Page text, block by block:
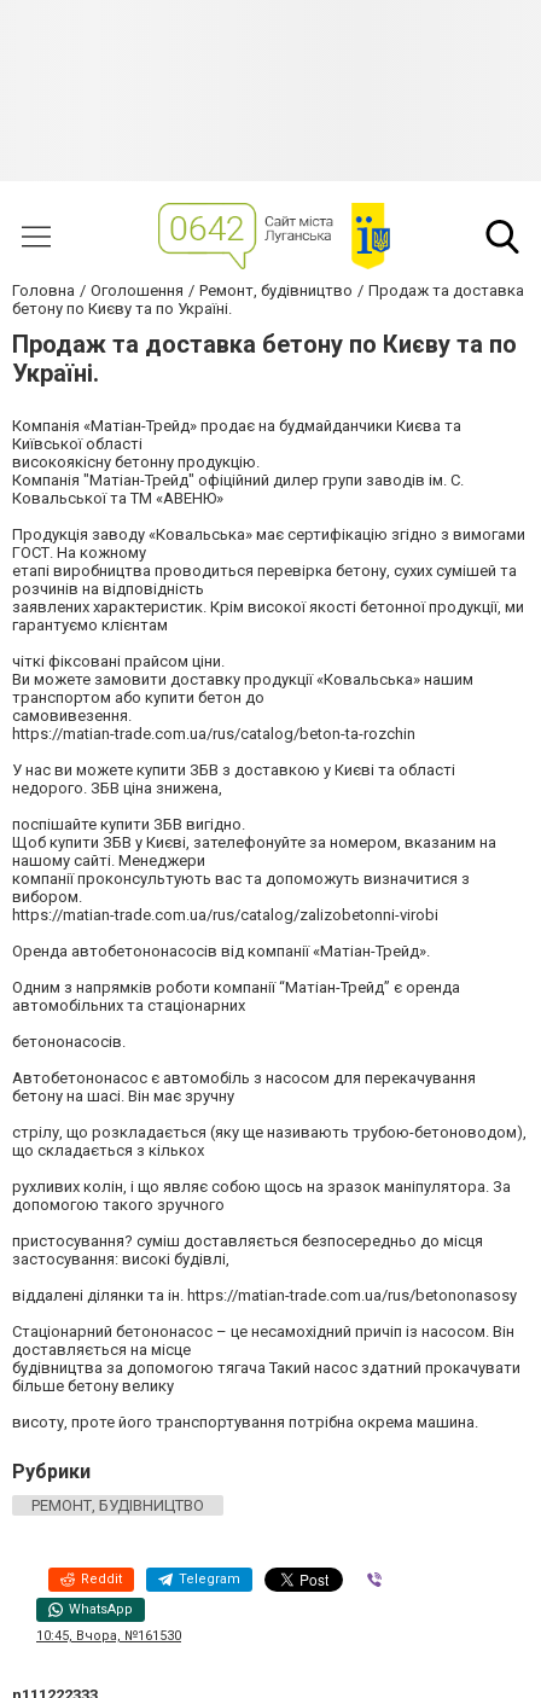
Головна Оголошення Ремонт, будівництво
Продаж та доставка
бетону по Києву та по Україні.
Продаж та доставка бетону по Києву та по
Україні.
Компанія «Матіан-Трейд» продає на будмайданчики Києва та
Київської області
високоякісну бетонну продукцію.
Компанія "Матіан-Трейд" офіційний дилер групи заводів ім. С.
Ковальської та ТМ «АВЕНЮ»
Продукція заводу «Ковальська» має сертифікацію згідно з вимогами
ГОСТ. На кожному
етапі виробництва проводиться перевірка бетону, сухих сумішей та
розчинів на відповідність
заявлених характеристик. Крім високої якості бетонної продукції, ми
гарантуємо клієнтам
чіткі фіксовані прайсом ціни.
Ви можете замовити доставку продукції «Ковальська» нашим
транспортом або купити бетон до
самовивезення.
https://matian-trade.com.ua/rus/catalog/beton-ta-rozchin
У нас ви можете купити ЗБВ з доставкою у Києві та області
недорого. ЗБВ ціна знижена,
поспішайте купити ЗБВ вигідно.
Щоб купити ЗБВ у Києві, зателефонуйте за номером, вказаним на
нашому сайті. Менеджери
компанії проконсультують вас та допоможуть визначитися з
вибором.
https://matian-trade.com.ua/rus/catalog/zalizobetonni-virobi
Оренда автобетононасосів від компанії «Матіан-Трейд».
Одним з напрямків роботи компанії “Матіан-Трейд” є оренда
автомобільних та стаціонарних
бетононасосів.
Автобетононасос є автомобіль з насосом для перекачування
бетону на шасі. Він має зручну
стрілу, що розкладається (яку ще називають трубою-бетоноводом),
що складається з кількох
рухливих колін, і що являє собою щось на зразок маніпулятора. За
допомогою такого зручного
пристосування? суміш доставляється безпосередньо до місця
застосування: високі будівлі,
віддалені ділянки та ін. https://matian-trade.com.ua/rus/betononasosy
Стаціонарний бетононасос – це несамохідний причіп із насосом. Він
доставляється на місце
будівництва за допомогою тягача Такий насос здатний прокачувати
більше бетону велику
висоту, проте його транспортування потрібна окрема машина.
Рубрики
РЕМОНТ, БУДІВНИЦТВО
Reddit Telegram
WhatsApp
10:45, Вчора, №161530